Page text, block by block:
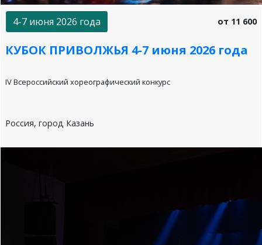
4-7 июня 2026 года от 11 600
КУБОК ПРИВОЛЖЬЯ 4-7 июня 2026 года
IV Всероссийский хореографический конкурс
Россия, город Казань